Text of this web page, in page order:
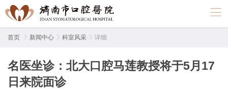
首页  新闻中心  科室风采  详细
名医坐诊：北大口腔马莲教授将于5月17
日来院面诊